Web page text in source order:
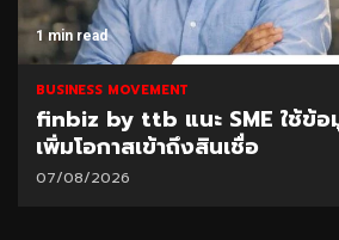
1 min read
BUSINESS MOVEMENT
finbiz by ttb แนะ SME ใช้ข้อ
เพิ่มโอกาสเข้าถึงสินเชื่อ
07/08/2026